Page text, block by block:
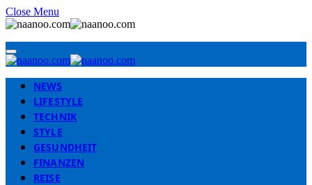
Close Menu
NEWS
LIFESTYLE
TECHNIK
STYLE
GESUNDHEIT
FINANZEN
REISE